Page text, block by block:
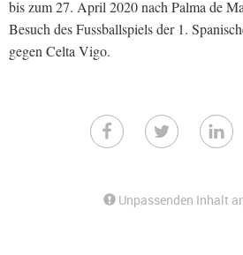
bis zum 27. April 2020 nach Palma de
Besuch des Fussballspiels der 1.
gegen Celta Vigo.
Unpassenden Inhalt